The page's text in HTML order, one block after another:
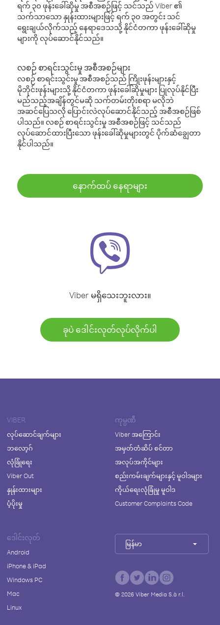
ရက် ၃၀ ဖုန်းခေါ်ဆိုမှု အစီအစဉ်ဖြင့် သင်သည် Viber ၏
သက်သာသော နှုန်းထားများဖြင့် ရက် ၃၀ အတွင်း သင်
ရွေးချယ်လိုက်သည့် နေရာဒေသသို့ နိုင်ငံတကာ ဖုန်းခေါ်ဆိုမှု
များကို လုပ်ဆောင်နိုင်သည်။
လစဉ် စာရင်းသွင်းမှု အစီအစဉ်များ
လစဉ် စာရင်းသွင်းမှု အစီအစဉ်သည် ကြိုးဖုန်းများနှင့်
မိုဘိုင်းဖုန်းများသို့ နိုင်ငံတကာ ဖုန်းခေါ်ဆိုမှုများ ပြုလုပ်နိုင်ပြီး
မည်သည့်အချိန်တွင်မဆို သက်တမ်းတိုးစရာ မလိုဘဲ
အဆင်ပြေသလို ပြောင်းလဲလုပ်ဆောင်နိုင်သည့် အစီအစဉ်ဖြစ်
ပါသည်။ လစဉ် စာရင်းသွင်းမှု အစီအစဉ်ဖြင့် သင်သည်
လုပ်ဆောင်ထားပြီးသော ဖုန်းခေါ်ဆိုမှုများတွင် ပိုက်ဆံချွေတာ
နိုင်ပါသည်။
နောက်ထပ် နေရာများ
Viber မရှိသေးဘူးလား။
ခုပဲ ဒေါင်းလုတ်လုပ်လိုက်ပါ
VIBER
လုပ်ဆောင်ချက်များ
ဘလော့ဂ်
လုံခြုံရေး
Viber Out
နှုန်းထားများ
ပံ့ပိုးမှု
ကုမ္ပဏီ
Viber အကြောင်း
အမှတ်တံဆိပ် စင်တာ
အလုပ်အကိုင်များ
စည်းကမ်းချက်များနှင့် မူဝါဒများ
ကိုယ်ရေးလုံခြုံမှု မူဝါဒ
Customer Complaints Code
ဒေါင်းလုတ်
Android
iPhone & iPad
Windows PC
Mac
Linux
မြန်မာ
© 2026Viber Media S.à r.l.